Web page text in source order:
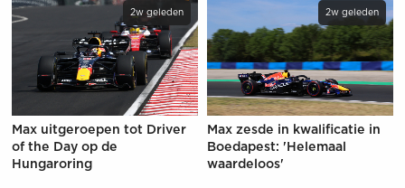
2w geleden
Max uitgeroepen tot Driver
of the Day op de
Hungaroring
2w geleden
Max zesde in kwalificatie in
Boedapest: 'Helemaal
waardeloos'